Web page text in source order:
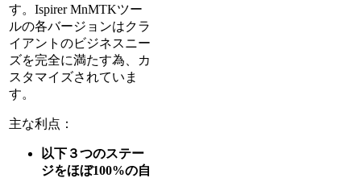
す。Ispirer MnMTKツー
ルの各バージョンはクラ
イアントのビジネスニー
ズを完全に満たす為、カ
スタマイズされていま
す。
主な利点：
以下３つのステー
ジをほぼ100%の自